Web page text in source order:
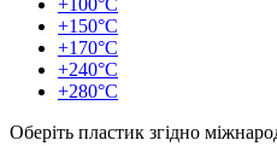
+150°C
+170°C
+240°C
+280°C
Оберіть пластик згідно